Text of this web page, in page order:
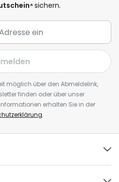
sichern.
möglich über den Abmeldelink,
finden oder über unser
erhalten Sie in der
.